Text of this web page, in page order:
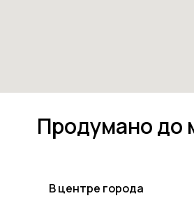
Продумано до
В центре города